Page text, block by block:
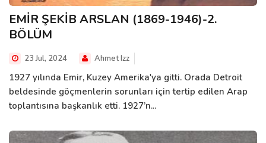
EMİR ŞEKİB ARSLAN (1869-1946)-2.
BÖLÜM
23 Jul, 2024 Ahmet Izz
1927 yılında Emir, Kuzey Amerika'ya gitti. Orada Detroit
beldesinde göçmenlerin sorunları için tertip edilen Arap
toplantısına başkanlık etti. 1927’n...